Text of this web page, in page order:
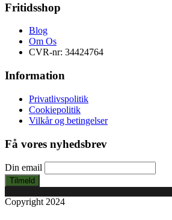
Fritidsshop
Blog
Om Os
CVR-nr: 34424764
Information
Privatlivspolitik
Cookiepolitik
Vilkår og betingelser
Få vores nyhedsbrev
Din email
Tilmeld
Copyright 2024